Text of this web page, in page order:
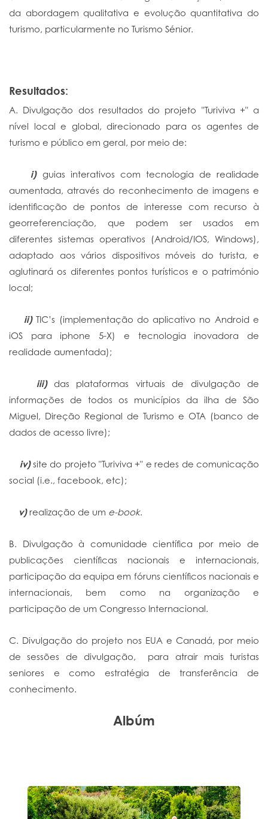
da abordagem qualitativa e evolução quantitativa do
turismo, particularmente no Turismo Sénior.
Resultados:
A. Divulgação dos resultados do projeto "Turiviva +" a
nível local e global, direcionado para os agentes de
turismo e público em geral, por meio de:
i)guias interativos com tecnologia de realidade
aumentada, através do reconhecimento de imagens e
identificação de pontos de interesse com recurso à
georreferenciação, que podem ser usados em
diferentes sistemas operativos (Android/IOS, Windows),
adaptado aos vários dispositivos móveis do turista, e
aglutinará os diferentes pontos turísticos e o património
local;
ii)TIC’s (implementação do aplicativo no Android e
iOS para iphone 5-X) e tecnologia inovadora de
realidade aumentada);
iii)das plataformas virtuais de divulgação de
informações de todos os municípios da ilha de São
Miguel, Direção Regional de Turismo e OTA (banco de
dados de acesso livre);
iv)site do projeto "Turiviva +" e redes de comunicação
social (i.e., facebook, etc);
v)realização de um e-book.
B. Divulgação à comunidade científica por meio de
publicações científicas nacionais e internacionais,
participação da equipa em fóruns científicos nacionais e
internacionais, bem como na organização e
participação de um Congresso Internacional.
C. Divulgação do projeto nos EUA e Canadá, por meio
de sessões de divulgação, para atrair mais turistas
seniores e como estratégia de transferência de
conhecimento.
Albúm